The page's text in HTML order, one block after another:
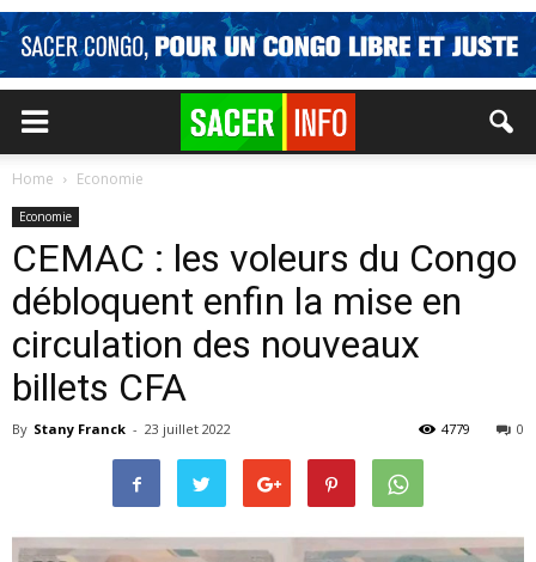
Home Economie
Economie
CEMAC : les voleurs du Congo
débloquent enfin la mise en
circulation des nouveaux
billets CFA
By Stany Franck - 23 juillet 2022 0
4779